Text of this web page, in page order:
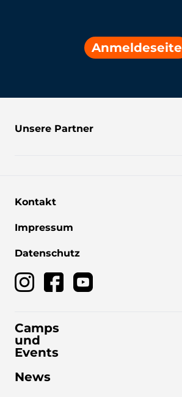
Anmeldeseite
Unsere Partner
Kontakt
Impressum
Datenschutz
Camps
und
Events
News